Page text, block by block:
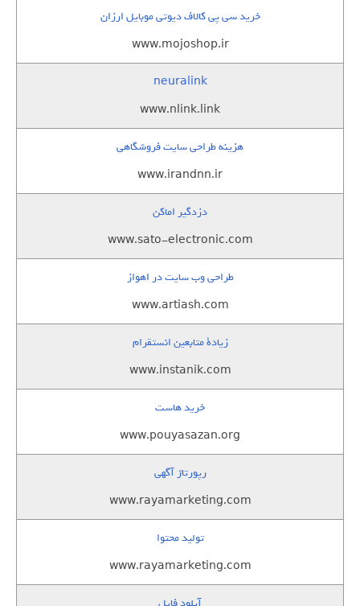
خرید سی پی کالاف دیوتی موبایل ارزان
www.mojoshop.ir
neuralink
www.nlink.link
هزینه طراحی سایت فروشگاهی
www.irandnn.ir
دزدگیر اماکن
www.sato-electronic.com
طراحی وب سایت در اهواز
www.artiash.com
زيادة متابعين انستقرام
www.instanik.com
خرید هاست
www.pouyasazan.org
رپورتاژ آگهی
www.rayamarketing.com
تولید محتوا
www.rayamarketing.com